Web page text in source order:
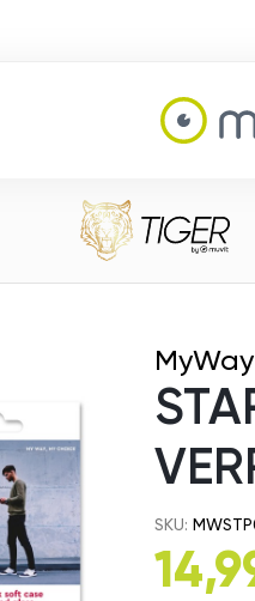
MyWay
SKU: